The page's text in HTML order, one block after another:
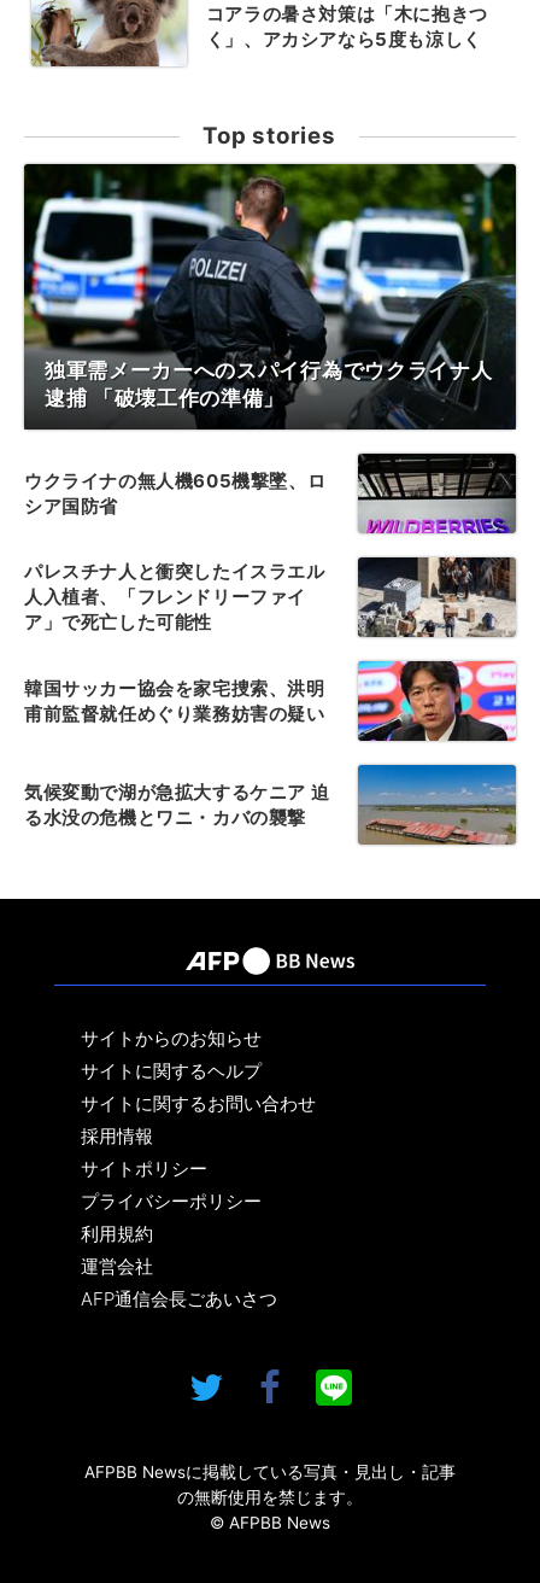
コアラの暑さ対策は「木に抱きつ
く」、アカシアなら5度も涼しく
Top stories
独軍需メーカーへのスパイ行為でウクライナ人
逮捕 「破壊工作の準備」
ウクライナの無人機605機撃墜、ロ
シア国防省
パレスチナ人と衝突したイスラエル
人入植者、「フレンドリーファイ
ア」で死亡した可能性
韓国サッカー協会を家宅捜索、洪明
甫前監督就任めぐり業務妨害の疑い
気候変動で湖が急拡大するケニア 迫
る水没の危機とワニ・カバの襲撃
サイトからのお知らせ
サイトに関するヘルプ
サイトに関するお問い合わせ
採用情報
サイトポリシー
プライバシーポリシー
利用規約
運営会社
AFP通信会長ごあいさつ
AFPBB Newsに掲載している写真・見出し・記事
の無断使用を禁じます。
© AFPBB News